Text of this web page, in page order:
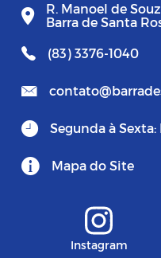
R. Manoel de
Barra de Santa
(83) 3376-1040
Segunda à Sexta:
Mapa do Site
Instagram